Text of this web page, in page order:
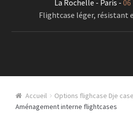
La Rochelle - Paris - 06
Flightcase léger, résistant
FlIghtcases sur mesure
A – Generalité « Flightcases
Accueil Options flighcase Dje
Aménagement interne flightcases